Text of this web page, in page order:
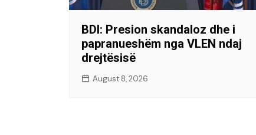
BDI: Presion skandaloz dhe i
papranueshëm nga VLEN ndaj
drejtësisë
August 8, 2026